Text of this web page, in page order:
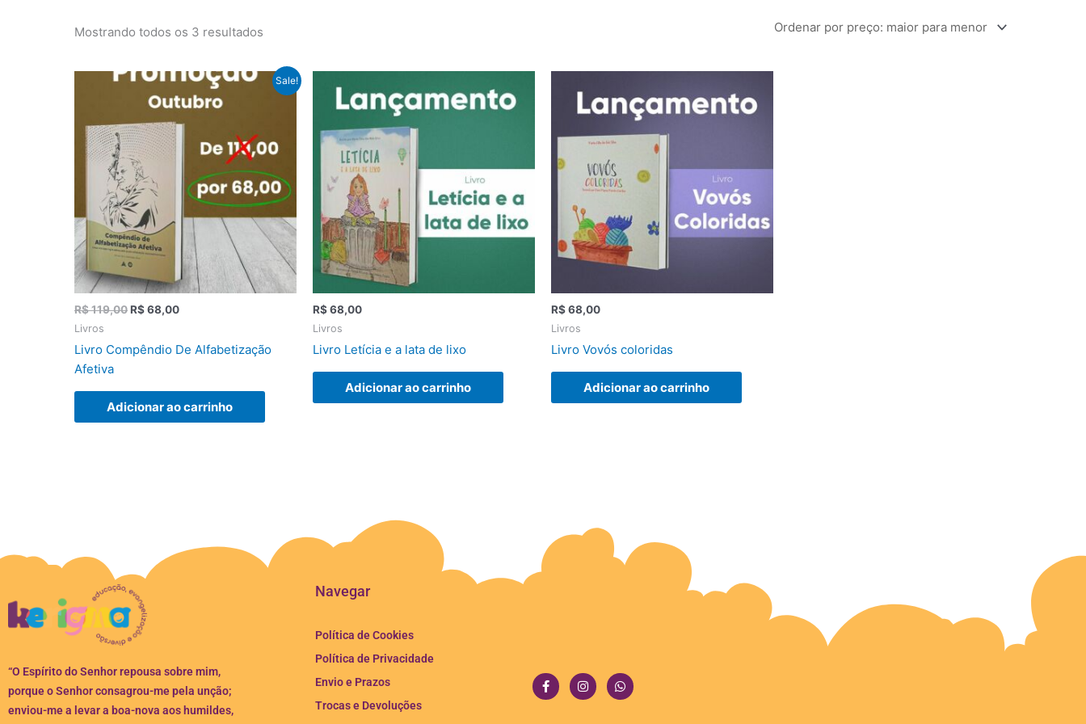
Mostrando todos os 3 resultados
Sale!
R$119,00
O
original
R$ 119,00.
R$68,00
O
preço
atual
R$ 68,00.
Livros
Livro Compêndio De Alfabetização
Afetiva
Adicionar ao carrinho
R$68,00
Livros
Livro Letícia e a lata de lixo
Adicionar ao carrinho
R$68,00
Livros
Livro Vovós coloridas
Adicionar ao carrinho
“O Espírito do Senhor repousa sobre mim,
porque o Senhor consagrou-me pela unção;
enviou-me a levar a boa-nova aos humildes,
Navegar
Política de Cookies
Política de Privacidade
Envio e Prazos
Trocas e Devoluções
a
c
e
n
s
t
h
a
t